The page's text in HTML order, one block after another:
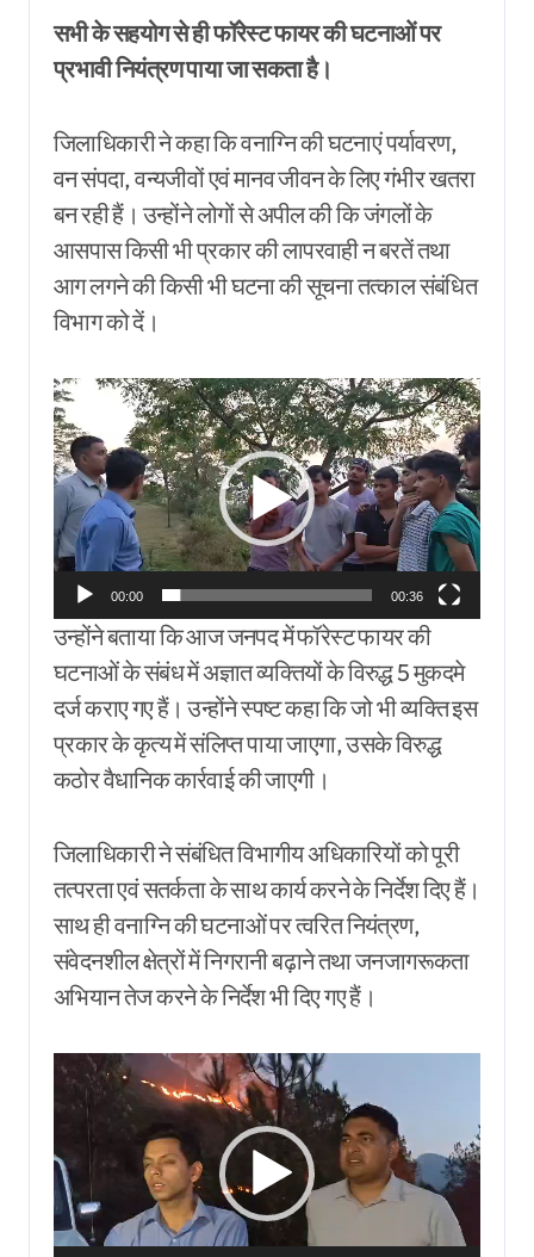
सभी के सहयोग से ही फॉरेस्ट फायर की घटनाओं पर
प्रभावी नियंत्रण पाया जा सकता है।
जिलाधिकारी ने कहा कि वनाग्नि की घटनाएं पर्यावरण,
वन संपदा, वन्यजीवों एवं मानव जीवन के लिए गंभीर खतरा
बन रही हैं। उन्होंने लोगों से अपील की कि जंगलों के
आसपास किसी भी प्रकार की लापरवाही न बरतें तथा
आग लगने की किसी भी घटना की सूचना तत्काल संबंधित
विभाग को दें।
Video
Player
00:00 00:36
उन्होंने बताया कि आज जनपद में फॉरेस्ट फायर की
घटनाओं के संबंध में अज्ञात व्यक्तियों के विरुद्ध 5 मुकदमे
दर्ज कराए गए हैं। उन्होंने स्पष्ट कहा कि जो भी व्यक्ति इस
प्रकार के कृत्य में संलिप्त पाया जाएगा, उसके विरुद्ध
कठोर वैधानिक कार्रवाई की जाएगी।
जिलाधिकारी ने संबंधित विभागीय अधिकारियों को पूरी
तत्परता एवं सतर्कता के साथ कार्य करने के निर्देश दिए हैं।
साथ ही वनाग्नि की घटनाओं पर त्वरित नियंत्रण,
संवेदनशील क्षेत्रों में निगरानी बढ़ाने तथा जनजागरूकता
अभियान तेज करने के निर्देश भी दिए गए हैं।
Video
Player